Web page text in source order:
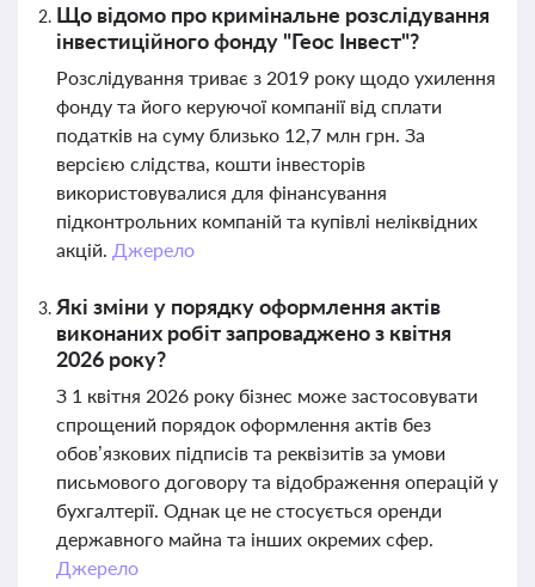
Що відомо про кримінальне розслідування
інвестиційного фонду "Геос Інвест"?
Розслідування триває з 2019 року щодо ухилення
фонду та його керуючої компанії від сплати
податків на суму близько 12,7 млн грн. За
версією слідства, кошти інвесторів
використовувалися для фінансування
підконтрольних компаній та купівлі неліквідних
акцій. Джерело
Які зміни у порядку оформлення актів
виконаних робіт запроваджено з квітня
2026 року?
З 1 квітня 2026 року бізнес може застосовувати
спрощений порядок оформлення актів без
обов’язкових підписів та реквізитів за умови
письмового договору та відображення операцій у
бухгалтерії. Однак це не стосується оренди
державного майна та інших окремих сфер.
Джерело